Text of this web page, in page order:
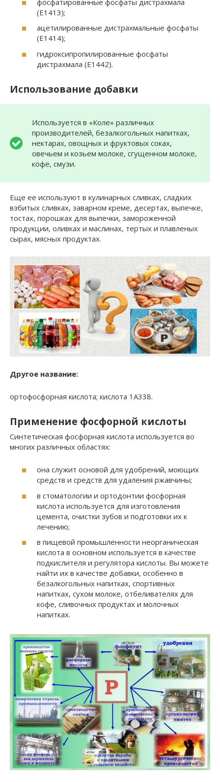
(E1413);
ацетилированные дистрахмальные фосфаты
(E1414);
гидроксипропилированные фосфаты
дистрахмала (Е1442).
Использование добавки
Используется в «Коле» различных
производителей, безалкогольных напитках,
нектарах, овощных и фруктовых соках,
овечьем и козьем молоке, сгущенном молоке,
кофе, смузи.
Еще ее используют в кулинарных сливках, сладких
взбитых сливках, заварном креме, десертах, выпечке,
тостах, порошках для выпечки, замороженной
продукции, оливках и маслинах, тертых и плавленых
сырах, мясных продуктах.
Другое название:
ортофосфорная кислота; кислота 1A338.
Применение фосфорной кислоты
Синтетическая фосфорная кислота используется во
многих различных областях:
она служит основой для удобрений, моющих
средств и средств для удаления ржавчины;
в стоматологии и ортодонтии фосфорная
кислота используется для изготовления
цемента, очистки зубов и подготовки их к
лечению;
в пищевой промышленности неорганическая
кислота в основном используется в качестве
подкислителя и регулятора кислоты. Вы можете
найти их в качестве добавки, особенно в
безалкогольных напитках, спортивных
напитках, сухом молоке, отбеливателях для
кофе, сливочных продуктах и ​​молочных
напитках.